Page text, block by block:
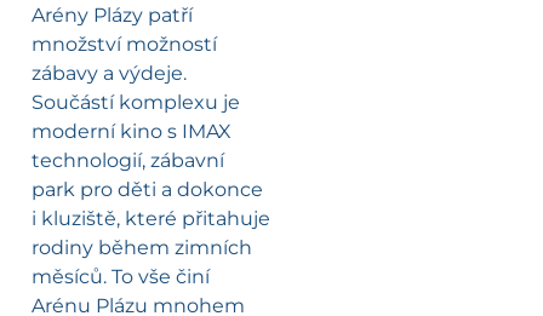
Arény Plázy patří
množství možností
zábavy a výdeje.
Součástí komplexu je
moderní kino s IMAX
technologií, zábavní
park pro děti a dokonce
i kluziště, které přitahuje
rodiny během zimních
měsíců. To vše činí
Arénu Plázu mnohem